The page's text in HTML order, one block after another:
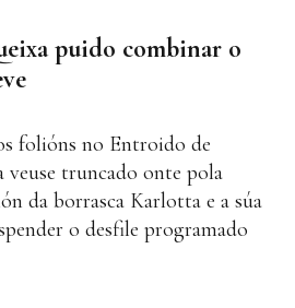
puido combinar o
folións no Entroido de
veuse truncado onte pola
da borrasca Karlotta e a súa
o desfile programado